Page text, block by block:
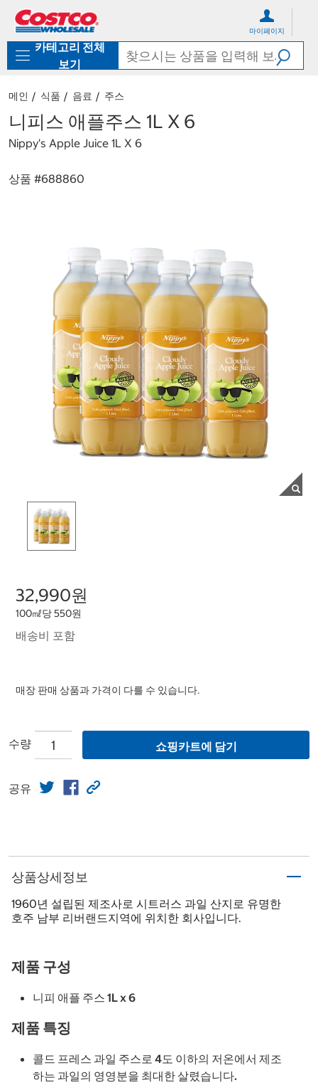
로
기
가
마이페이지
카테고리 전체
보기
메인 식품 음료 주스
니피스 애플주스 1L X 6
Nippy's Apple Juice 1L X 6
상품 #688860
32,990원
100㎖당 550원
배송비 포함
매장 판매 상품과 가격이 다를 수 있습니다.
수량 쇼핑카트에 담기
공유
상품상세정보
1960년 설립된 제조사로 시트러스 과일 산지로 유명한
호주 남부 리버랜드지역에 위치한 회사입니다.
제품 구성
니피 애플 주스 1L x 6
제품 특징
콜드 프레스 과일 주스로 4도 이하의 저온에서 제조
하는 과일의 영영분을 최대한 살렸습니다.